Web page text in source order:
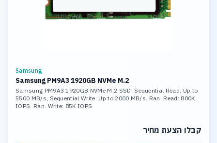
Samsung
Samsung PM9A3 1920GB NVMe M.2
Samsung PM9A3 1920GB NVMe M.2 SSD. Sequential Read: Up to
5500 MB/s, Sequential Write: Up to 2000 MB/s. Ran. Read: 800K
IOPS. Ran. Write: 85K IOPS
קבלו הצעת מחיר